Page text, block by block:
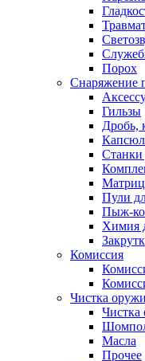
Порох
Снаряжение
Гильзы
Дробь,
Станки
Пули
Пыж-
Химия
Комиссия
Чистка
Чистка
Масла
Прочее